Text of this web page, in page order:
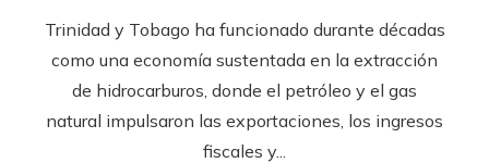
Trinidad y Tobago ha funcionado durante décadas
como una economía sustentada en la extracción
de hidrocarburos, donde el petróleo y el gas
natural impulsaron las exportaciones, los ingresos
fiscales y...